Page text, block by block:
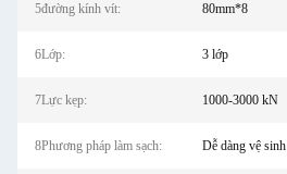
5đường kính vít: 80mm*8
6Lớp: 3 lớp
7Lực kẹp: 1000-3000 kN
8Phương pháp làm sạch: Dễ dàng vệ sinh